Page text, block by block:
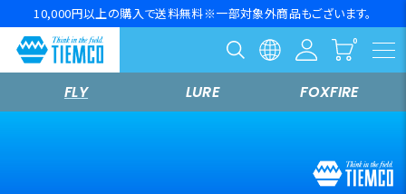
10,000円以上の購入で送料無料※一部対象外商品もございます。
FLY LURE FOXFIRE